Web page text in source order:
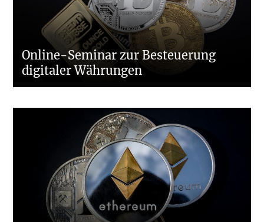
Online-Seminar zur Besteuerung
digitaler Währungen